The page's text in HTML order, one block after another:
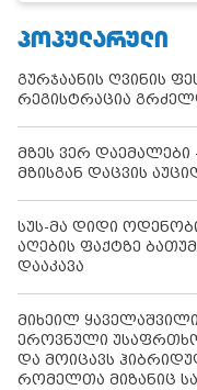
ᲞᲝᲞᲣᲚᲐᲠᲣᲚᲘ
გურჯაანის ღვინის
რეგისტრაცია
მზეს ვერ დაემალები
მზისგან დაცვის
სუს-მა დიდი
აღების ფაქტზე
დააკავა
მიხეილ
ეროვნული
და მოიცავს
რომელთა მიზანიც